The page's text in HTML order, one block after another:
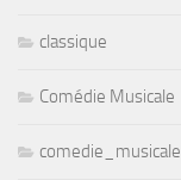
classique
Comédie Musicale
comedie_musicale